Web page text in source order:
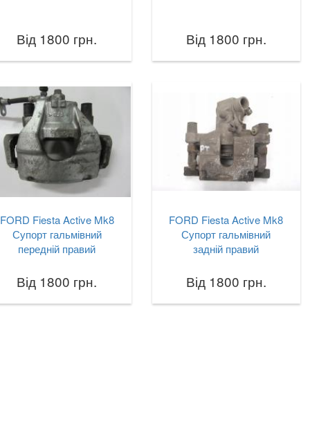
Від 1800 грн. Від 1800 грн.
FORD Fiesta Active Mk8
Супорт гальмівний
передній правий
Від 1800 грн.
FORD Fiesta Active Mk8
Супорт гальмівний
задній правий
Від 1800 грн.